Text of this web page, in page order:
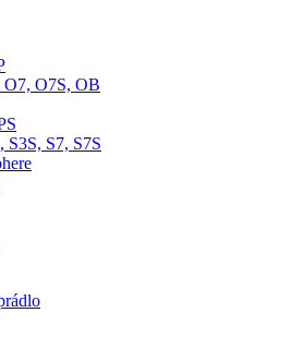
O7, O7S, OB
S3S, S7, S7S